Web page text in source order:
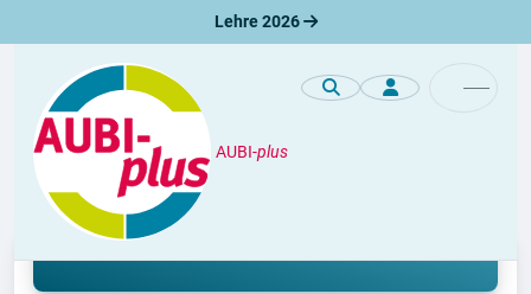
Lehre 2026
AUBI-plus
Lehre
Lehrstelle Vahrn 2026 & 2027